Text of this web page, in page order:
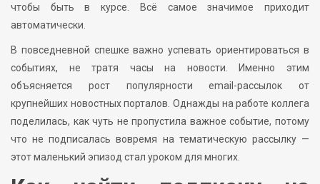
чтобы быть в курсе. Всё самое значимое приходит
автоматически.
В повседневной спешке важно успевать ориентироваться в
событиях, не тратя часы на новости. Именно этим
объясняется рост популярности email-рассылок от
крупнейших новостных порталов. Однажды на работе коллега
поделилась, как чуть не пропустила важное событие, потому
что не подписалась вовремя на тематическую рассылку —
этот маленький эпизод стал уроком для многих.